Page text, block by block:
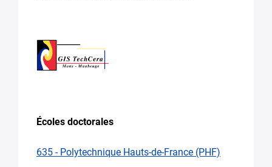
Écoles doctorales
635 - Polytechnique Hauts-de-France (PHF)